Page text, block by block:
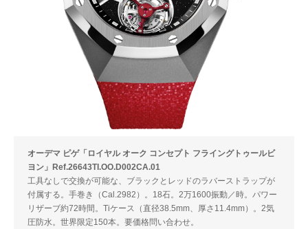
オーデマ ピゲ「ロイヤル オーク コンセプト フライングトゥールビ
ヨン」Ref.26643TI.OO.D002CA.01
工具なしで交換が可能な、ブラックとレッドのラバーストラップが
付属する。手巻き（Cal.2982）。18石。2万1600振動／時。パワー
リザーブ約72時間。Tiケース（直径38.5mm、厚さ11.4mm）。2気
圧防水。世界限定150本。要価格問い合わせ。